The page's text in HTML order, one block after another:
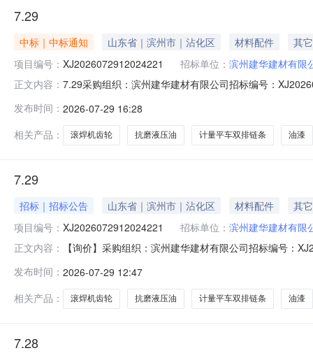
7.29
中标｜中标通知 山东省｜滨州市｜沾化区 材料配件
其它
项目编号： XJ2026072912024221 招标单位： 滨州建华建材有限
正文内容： 7.29采购组织：滨州建华建材有限公司招标编号：
焊机齿轮*135*38(25齿*厚40)个2.0滨州亚格菲商贸有限
发布时间： 2026-07-29 16:28
相关产品：
滚焊机齿轮 抗磨液压油 计量平车双排链条 油漆
7.29
招标｜招标公告 山东省｜滨州市｜沾化区 材料配件
其它
项目编号： XJ2026072912024221 招标单位： 滨州建华建材有限
正文内容：
【询价】采购组织：滨州建华建材有限公司招标编号：
机齿轮*135*38(25齿*厚40)2.0个键槽10mm询价抗磨液
发布时间： 2026-07-29 12:47
相关产品：
滚焊机齿轮 抗磨液压油 计量平车双排链条 油漆
7.28